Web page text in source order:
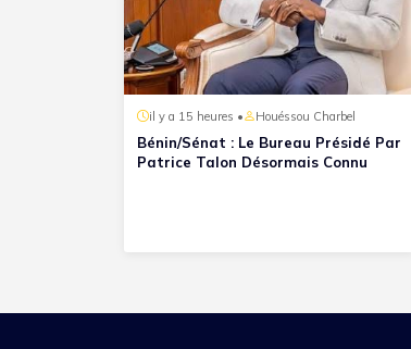
il y a 15 heures • Houéssou Charbel
Bénin/Sénat : Le Bureau Présidé Par
Patrice Talon Désormais Connu